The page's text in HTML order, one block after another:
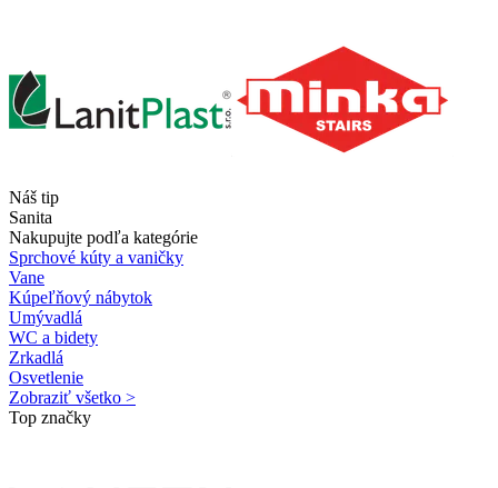
Náš tip
Sanita
Nakupujte podľa kategórie
Sprchové kúty a vaničky
Vane
Kúpeľňový nábytok
Umývadlá
WC a bidety
Zrkadlá
Osvetlenie
Zobraziť všetko >
Top značky